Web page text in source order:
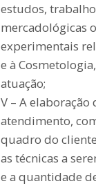
estudos,
mercadológicas
experimentais
e à
atuação;
V – A
atendimento,
quadro do
as técnicas a
e a quantidade